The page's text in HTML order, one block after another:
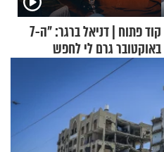
קוד פתוח | דניאל ברגר: "ה-7
באוקטובר גרם לי לחפש
תשובות"